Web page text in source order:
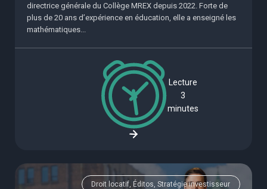
directrice générale du Collège MREX depuis 2022. Forte de
plus de 20 ans d’expérience en éducation, elle a enseigné les
mathématiques...
Lecture
3
minutes
Droit locatif, Éditos, Stratégie investisseur